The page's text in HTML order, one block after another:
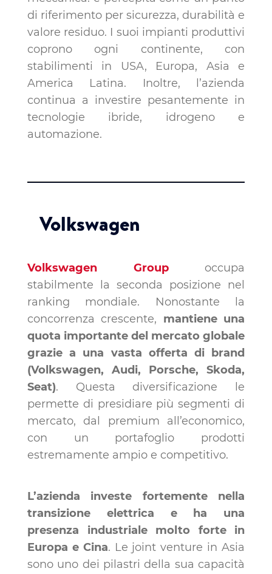
di riferimento per sicurezza, durabilità e
valore residuo. I suoi impianti produttivi
coprono ogni continente, con
stabilimenti in USA, Europa, Asia e
America Latina. Inoltre, l’azienda
continua a investire pesantemente in
tecnologie ibride, idrogeno e
automazione.
Volkswagen
Volkswagen Groupoccupa
stabilmente la seconda posizione nel
ranking mondiale. Nonostante la
concorrenza crescente, mantiene una
quota importante del mercato globale
grazie a una vasta offerta di brand
(Volkswagen, Audi, Porsche, Skoda,
Seat). Questa diversificazione le
permette di presidiare più segmenti di
mercato, dal premium all’economico,
con un portafoglio prodotti
estremamente ampio e competitivo.
L’azienda investe fortemente nella
transizione elettrica e ha una
presenza industriale molto forte in
Europa e Cina. Le joint venture in Asia
sono uno dei pilastri della sua capacità